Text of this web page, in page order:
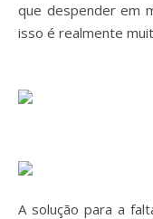
que despender em
isso é realmente
A solução para a